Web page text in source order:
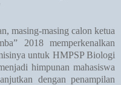
masing-masing calon ketua
2018 memperkenalkan
untuk HMPSP Biologi
himpunan mahasiswa
dengan penampilan